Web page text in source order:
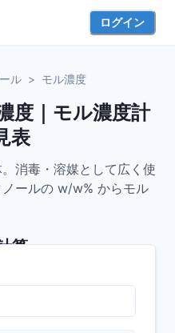
ログイン
ル > モル濃度
度｜モル濃度計
表
消毒・溶媒として広く使
ールの w/w% からモル
算